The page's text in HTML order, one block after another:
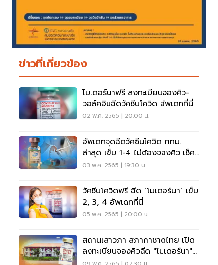
ข่าวที่เกี่ยวข้อง
โมเดอร์นาฟรี ลงทะเบียนจองคิว-
วอล์คอินฉีดวัคซีนโควิด อัพเดทที่นี่
02 พ.ค. 2565 | 20:00 น.
อัพเดทจุดฉีดวัคซีนโควิด กทม.
ล่าสุด เข็ม 1-4 ไม่ต้องจองคิว เช็ค
ที่นี่
03 พ.ค. 2565 | 19:30 น.
วัคซีนโควิดฟรี ฉีด "โมเดอร์นา" เข็ม
2, 3, 4 อัพเดทที่นี่
05 พ.ค. 2565 | 20:00 น.
สถานเสาวภา สภากาชาดไทย เปิด
ลงทะเบียนจองคิวฉีด "โมเดอร์นา"
เข็ม 2-4 ฟรี